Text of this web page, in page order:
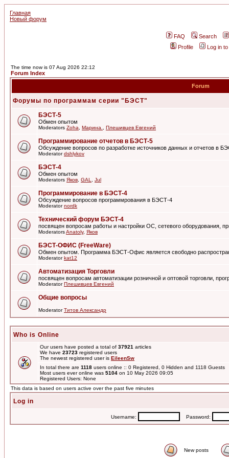
Главная
Новый форум
FAQ
Search
Profile
Log in
The time now is 07 Aug 2026 22:12
Forum Index
Forum
Форумы по программам серии "БЭСТ"
БЭСТ-5
Обмен опытом
Moderators Zoha Марина. Плешивцев Евгений
Программирование отчетов в БЭСТ-5
Обсуждение вопросов по разработке источников данных и отчетов в
Moderatordshlykov
БЭСТ-4
Обмен опытом
Moderators Яков GAL Jul
Программирование в БЭСТ-4
Обсуждение вопросов программрования в БЭСТ-4
Moderatornordk
Технический форум БЭСТ-4
посвящен вопросам работы и настройки ОС, сетевого оборудования,
ModeratorsAnatoly, Яков
БЭСТ-ОФИС (FreeWare)
Обмен опытом. Программа БЭСТ-Офис является свободно
Moderatorkat12
Автоматизация Торговли
посвящен вопросам автоматизации розничной и оптовой торговли,
ModeratorПлешивцев Евгений
Общие вопросы
ModeratorТитов Александр
Who is Online
Our users have posted a total of 37921 articles
We have 23723 registered users
The newest registered user is EileenSw
In total there are 1118 users online :: 0 Registered, 0 Hidden and 1118
Most users ever online was 5104 on 10 May 2026 09:05
Registered Users: None
This data is based on users active over the past five minutes
Log in
Username: Password:
New posts